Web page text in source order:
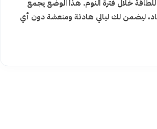
خلال فترة النوم. هذا الوضع يجمع
ليضمن لك ليالي هادئة ومنعشة دون أي